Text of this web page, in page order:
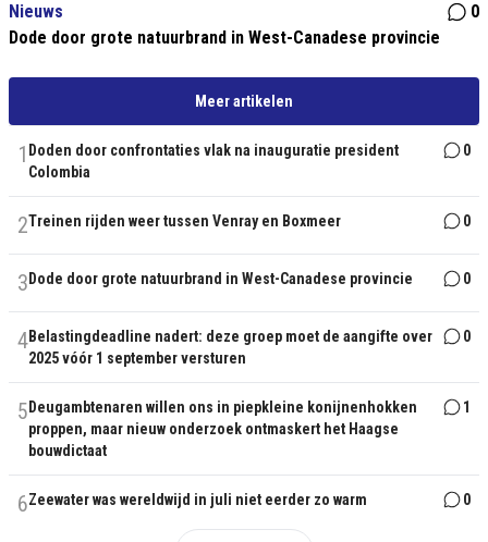
Nieuws
0
Dode door grote natuurbrand in West-Canadese provincie
Meer artikelen
1 Doden door confrontaties vlak na inauguratie president
Colombia
0
2Treinen rijden weer tussen Venray en Boxmeer 0
3 Dode door grote natuurbrand in West-Canadese provincie 0
4Belastingdeadline nadert: deze groep moet de aangifte over
2025 vóór 1 september versturen
0
5 Deugambtenaren willen ons in piepkleine konijnenhokken
proppen, maar nieuw onderzoek ontmaskert het Haagse
bouwdictaat
1
6Zeewater was wereldwijd in juli niet eerder zo warm 0